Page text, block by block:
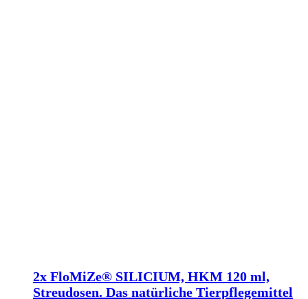
2x FloMiZe® SILICIUM, HKM 120 ml,
Streudosen. Das natürliche Tierpflegemittel